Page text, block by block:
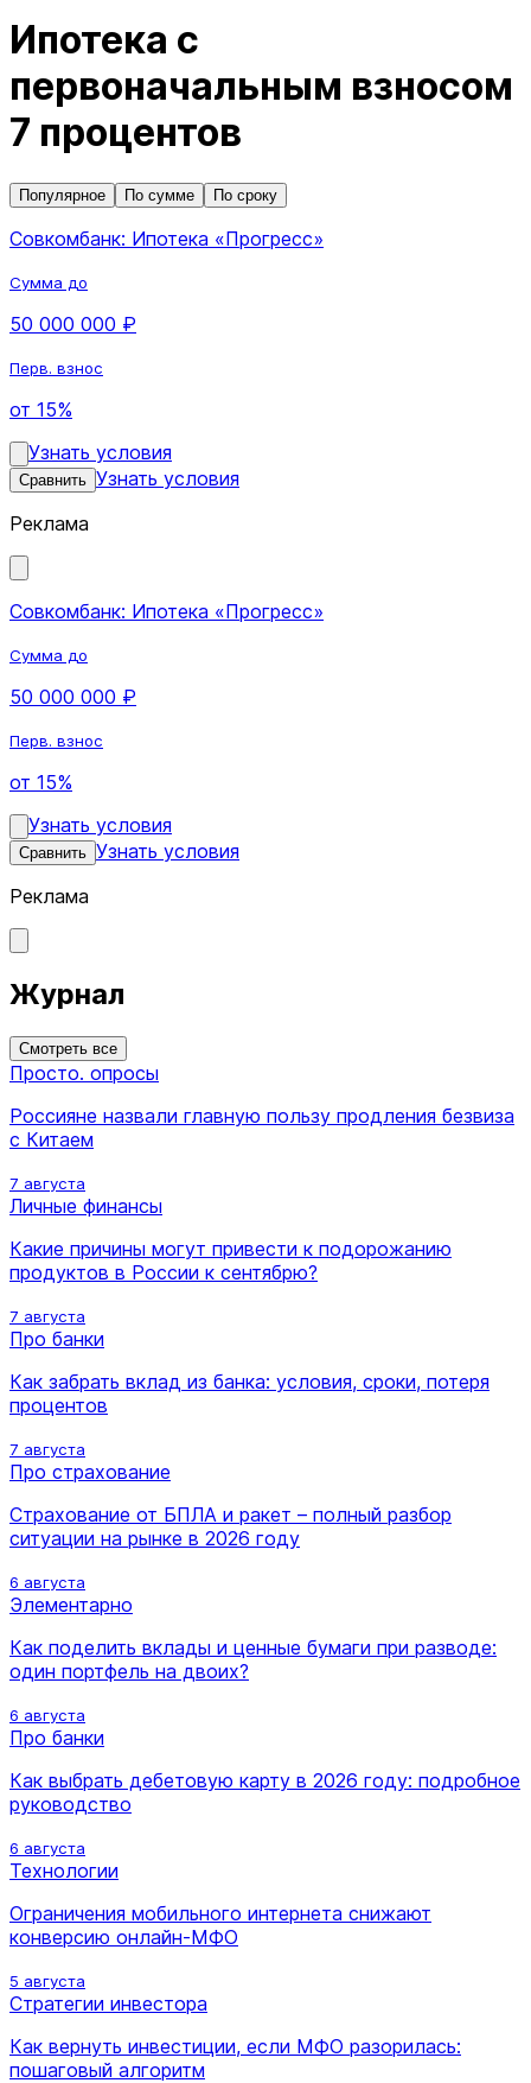
Ипотека с
первоначальным взносом
7 процентов
Популярное По сумме По сроку
Совкомбанк: Ипотека «Прогресс»
Сумма до
50 000 000 ₽
Перв. взнос
от 15%
Узнать условия
Сравнить Узнать условия
Реклама
Совкомбанк: Ипотека «Прогресс»
Сумма до
50 000 000 ₽
Перв. взнос
от 15%
Узнать условия
Сравнить Узнать условия
Реклама
Журнал
Смотреть все
Просто. опросы
Россияне назвали главную пользу продления безвиза
с Китаем
7 августа
Личные финансы
Какие причины могут привести к подорожанию
продуктов в России к сентябрю?
7 августа
Про банки
Как забрать вклад из банка: условия, сроки, потеря
процентов
7 августа
Про страхование
Страхование от БПЛА и ракет – полный разбор
ситуации на рынке в 2026 году
6 августа
Элементарно
Как поделить вклады и ценные бумаги при разводе:
один портфель на двоих?
6 августа
Про банки
Как выбрать дебетовую карту в 2026 году: подробное
руководство
6 августа
Технологии
Ограничения мобильного интернета снижают
конверсию онлайн-МФО
5 августа
Стратегии инвестора
Как вернуть инвестиции, если МФО разорилась:
пошаговый алгоритм